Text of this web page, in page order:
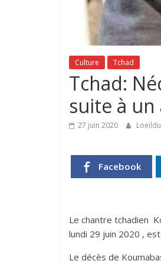
Culture Tchad
Tchad:
suite à
27 juin 2020
Facebook
Le chantre tchadien
lundi 29 juin 2020 ,
Le décès de